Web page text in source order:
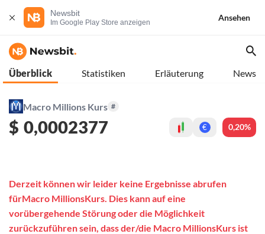
Newsbit
Im Google Play Store anzeigen
Ansehen
Überblick Statistiken Erläuterung News
Macro Millions Kurs #
$ 0,0002377 € 0,20%
Derzeit können wir leider keine Ergebnisse abrufen
fürMacro MillionsKurs. Dies kann auf eine
vorübergehende Störung oder die Möglichkeit
zurückzuführen sein, dass der/die Macro MillionsKurs ist